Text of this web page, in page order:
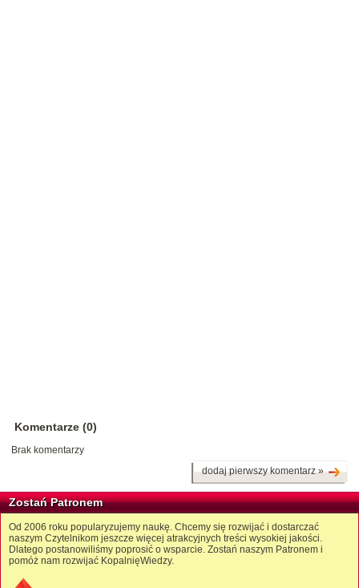
Komentarze (0)
Brak komentarzy
dodaj pierwszy komentarz »
Zostań Patronem
Od 2006 roku popularyzujemy naukę. Chcemy się rozwijać i dostarczać
naszym Czytelnikom jeszcze więcej atrakcyjnych treści wysokiej jakości.
Dlatego postanowiliśmy poprosić o wsparcie. Zostań naszym Patronem i
pomóż nam rozwijać KopalnięWiedzy.